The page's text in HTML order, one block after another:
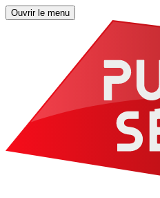
Ouvrir le menu